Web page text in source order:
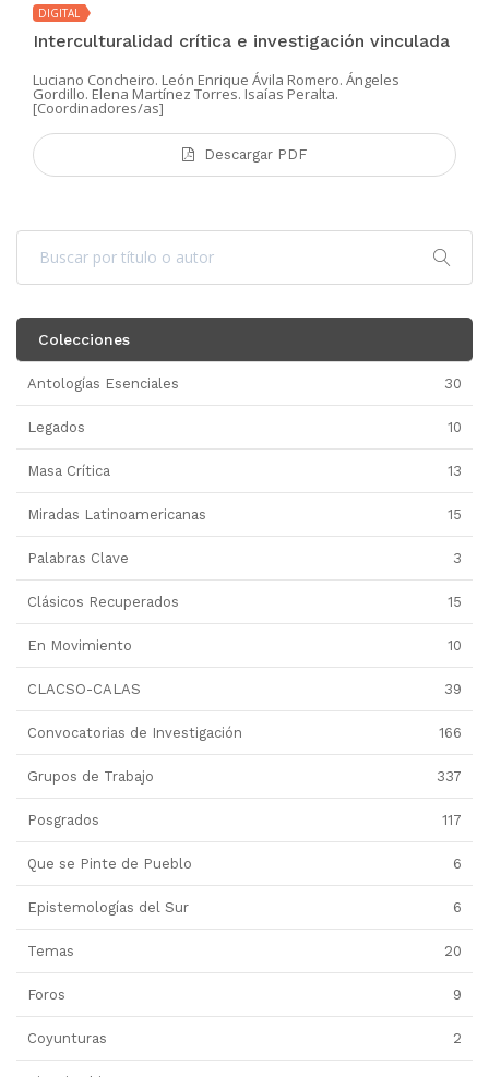
DIGITAL
Interculturalidad crítica e investigación vinculada
Luciano Concheiro. León Enrique Ávila Romero. Ángeles
Gordillo. Elena Martínez Torres. Isaías Peralta.
[Coordinadores/as]
Descargar PDF
Colecciones
Antologías Esenciales 30
Legados 10
Masa Crítica 13
Miradas Latinoamericanas 15
Palabras Clave 3
Clásicos Recuperados 15
En Movimiento 10
CLACSO-CALAS 39
Convocatorias de Investigación 166
Grupos de Trabajo 337
Posgrados 117
Que se Pinte de Pueblo 6
Epistemologías del Sur 6
Temas 20
Foros 9
Coyunturas 2